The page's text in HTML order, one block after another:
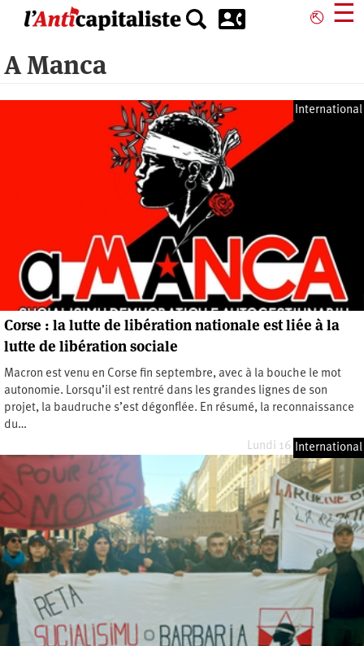
principal
⎋ ☰
A Manca
International
Corse : la lutte de libération nationale est liée à la
lutte de libération sociale
Macron est venu en Corse fin septembre, avec à la bouche le mot
autonomie. Lorsqu’il est rentré dans les grandes lignes de son
projet, la baudruche s’est dégonflée. En résumé, la reconnaissance
du…
Lundi 16 octobre 2023
International